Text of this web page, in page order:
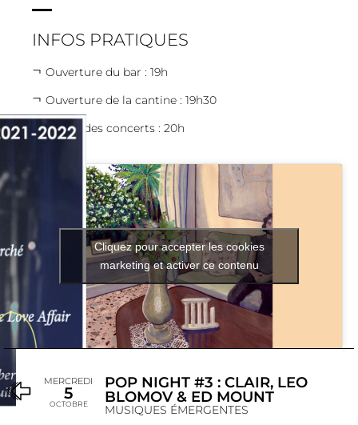
INFOS PRATIQUES
Ouverture du bar : 19h
Ouverture de la cantine : 19h30
Début des concerts : 20h
Cliquez pour accepter les cookies
marketing et activer ce contenu
MERCREDI
5
OCTOBRE
POP NIGHT #3 : CLAIR, LEO
BLOMOV & ED MOUNT
MUSIQUES ÉMERGENTES